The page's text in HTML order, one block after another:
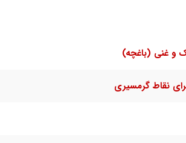
و غنی (باغچه)
نقاط گرمسیری